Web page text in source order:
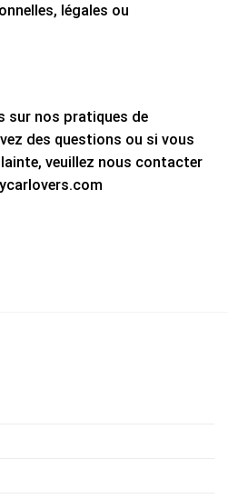
légales ou
sur nos pratiques de
des questions ou si vous
veuillez nous contacter